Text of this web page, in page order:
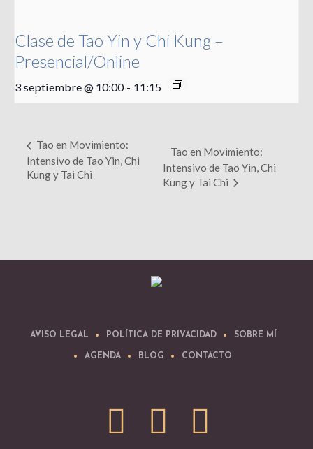
Clase de Tao Yin y Chi Kung –
Presencial/Online
3 septiembre @ 10:00 - 11:15
Tao en Movimiento:
Intensivo de Tao Yin, Chi
Kung y Tai Chi
Tao en Movimiento:
Intensivo de Tao Yin, Chi
Kung y Tai Chi
AVISO LEGAL POLÍTICA DE PRIVACIDAD SOBRE MÍ
AGENDA BLOG CONTACTO